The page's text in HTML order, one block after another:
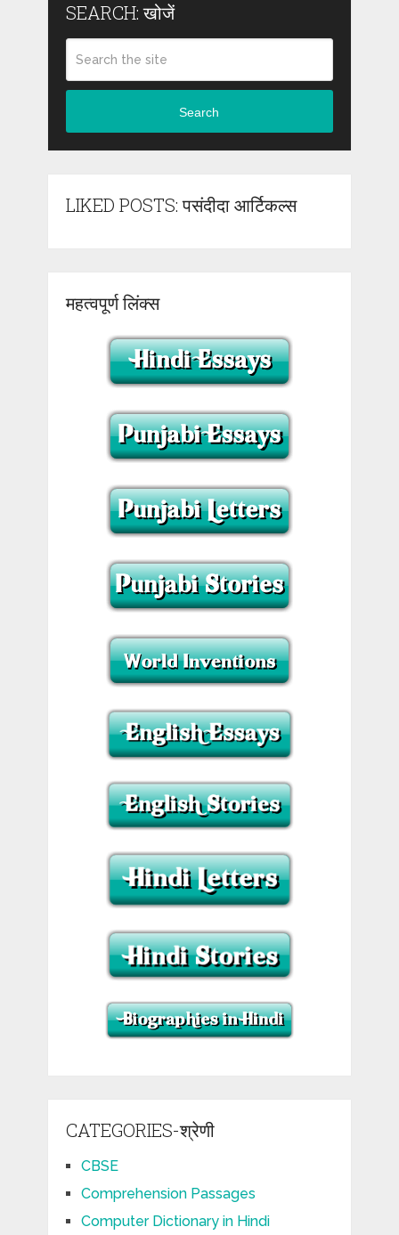
SEARCH: खोजें
Search
LIKED POSTS: पसंदीदा आर्टिकल्स
महत्वपूर्ण लिंक्स
CATEGORIES-श्रेणी
CBSE
Comprehension Passages
Computer Dictionary in Hindi